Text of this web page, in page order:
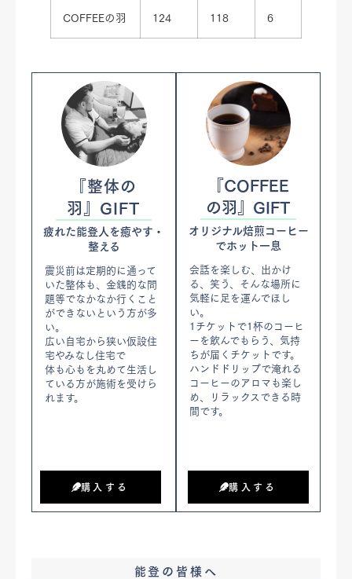
COFFEEの羽 124 118 6
『整体の
羽』GIFT
疲れた能登人を癒やす・
整える
震災前は定期的に通って
いた整体も、金銭的な問
題等でなかなか行くこと
ができないという方が多
い。
広い自宅から狭い仮設住
宅やみなし住宅で
体も心もを丸めて生活し
ている方が施術を受けら
れます。
購入する
『COFFEE
の羽』GIFT
オリジナル焙煎コーヒー
でホット一息
会話を楽しむ、出かけ
る、笑う、そんな場所に
気軽に足を運んでほし
い。
1チケットで1杯のコーヒ
ーを飲んでもらう、気持
ちが届くチケットです。
ハンドドリップで淹れる
コーヒーのアロマも楽し
め、リラックスできる時
間です。
購入する
能登の皆様へ